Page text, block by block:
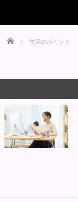
Home 生活のポイント